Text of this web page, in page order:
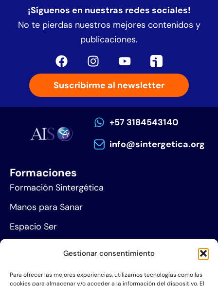
Gestionar consentimiento
Para ofrecer las mejores experiencias, utilizamos tecnologías como las
cookies para almacenar y/o acceder a la información del dispositivo. El
¡Síguenos en nuestras redes sociales!
No te pierdas nuestros mejores contenidos y
publicaciones.
Suscribirme al newsletter
+57 3184543140
info@sintergetica.org
Formaciones
Formación Sintergética
Manos para Sanar
Espacio Ser